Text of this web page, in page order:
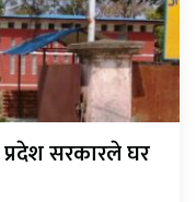
सरकारले घर